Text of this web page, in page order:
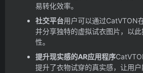
易转化效率。
社交平台用户可以通过CatVTON
并分享独特的虚拟试衣图片，以
性。
提升现实感的AR应用程序
提升了衣物试穿的真实感，让用